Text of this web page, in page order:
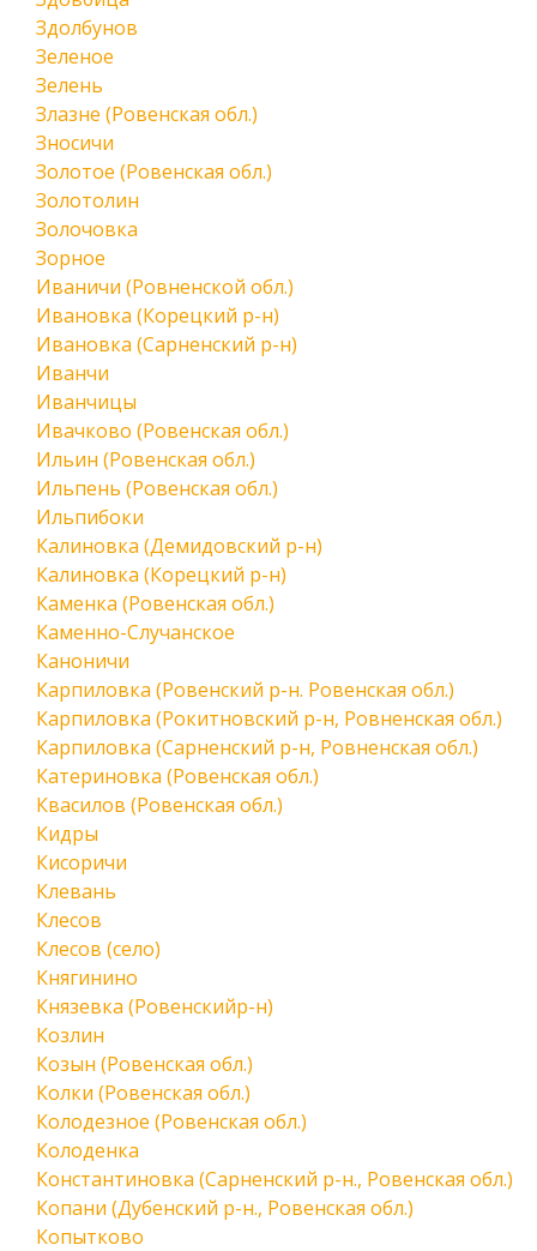
Здолбунов
Зеленое
Зелень
Злазне (Ровенская обл.)
Зносичи
Золотое (Ровенская обл.)
Золотолин
Золочовка
Зорное
Иваничи (Ровненской обл.)
Ивановка (Корецкий р-н)
Ивановка (Сарненский р-н)
Иванчи
Иванчицы
Ивачково (Ровенская обл.)
Ильин (Ровенская обл.)
Ильпень (Ровенская обл.)
Ильпибоки
Калиновка (Демидовский р-н)
Калиновка (Корецкий р-н)
Каменка (Ровенская обл.)
Каменно-Случанское
Каноничи
Карпиловка (Ровенский р-н. Ровенская обл.)
Карпиловка (Рокитновский р-н, Ровненская обл.)
Карпиловка (Сарненский р-н, Ровненская обл.)
Катериновка (Ровенская обл.)
Квасилов (Ровенская обл.)
Кидры
Кисоричи
Клевань
Клесов
Клесов (село)
Княгинино
Князевка (Ровенскийр-н)
Козлин
Козын (Ровенская обл.)
Колки (Ровенская обл.)
Колодезное (Ровенская обл.)
Колоденка
Константиновка (Сарненский р-н., Ровенская обл.)
Копани (Дубенский р-н., Ровенская обл.)
Копытково